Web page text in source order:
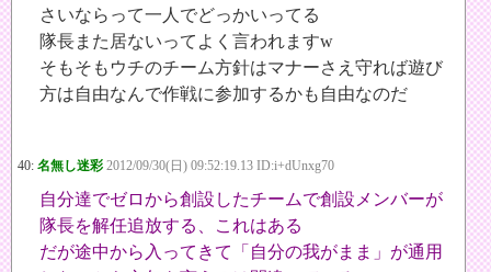
さいならって一人でどっかいってる
隊長また居ないってよく言われますw
そもそもウチのチーム方針はマナーさえ守れば遊び
方は自由なんで作戦に参加するかも自由なのだ
40: 名無し迷彩 2012/09/30(日) 09:52:19.13 ID:i+dUnxg70
自分達でゼロから創設したチームで創設メンバーが
隊長を解任追放する、これはある
だが途中から入ってきて「自分の我がまま」が通用